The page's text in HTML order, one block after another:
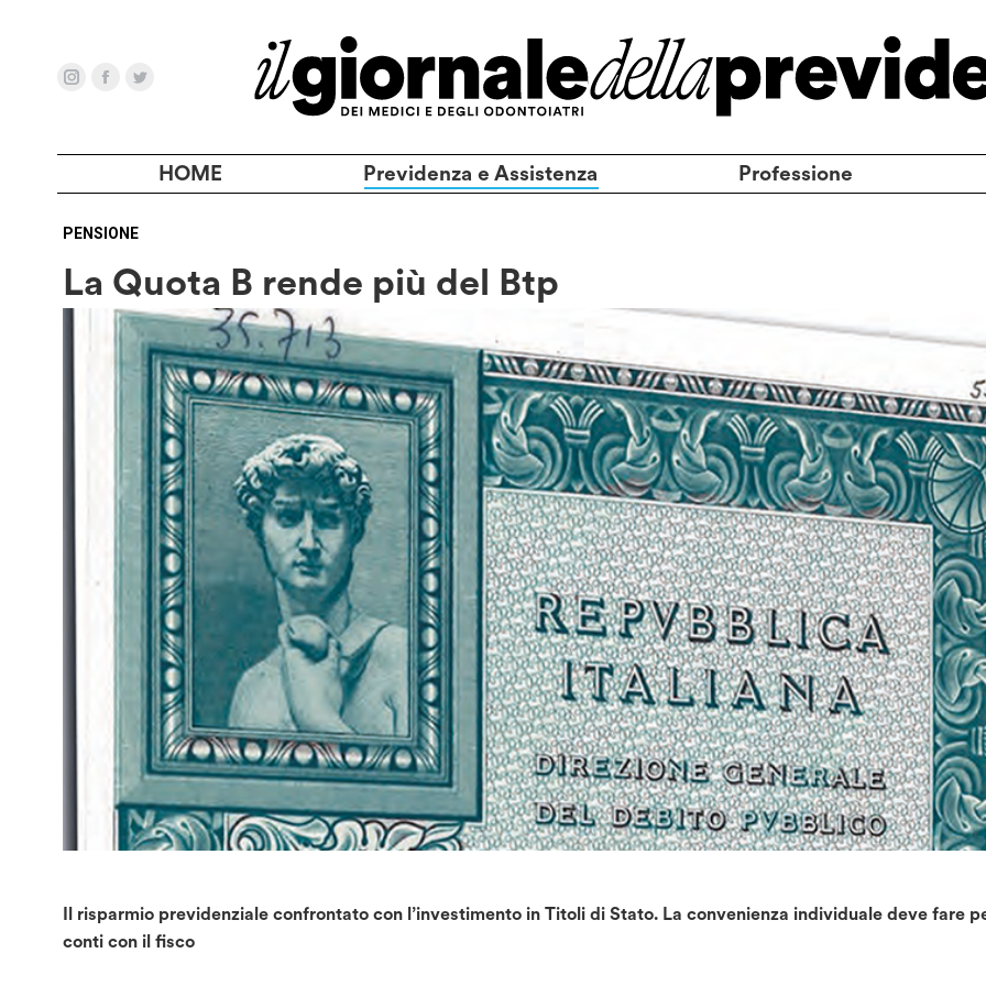
HOME Previdenza e Assistenza Professione
PENSIONE
La Quota B rende più del Btp
Il risparmio previdenziale confrontato con l’investimento in Titoli di Stato. La convenienza individuale deve fare
conti con il fisco